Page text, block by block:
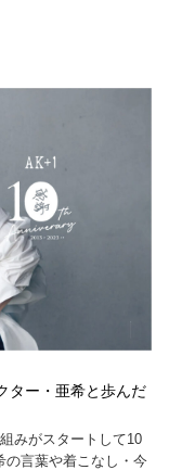
ター・亜希と歩んだ
みがスタートして10
の言葉や着こなし・今